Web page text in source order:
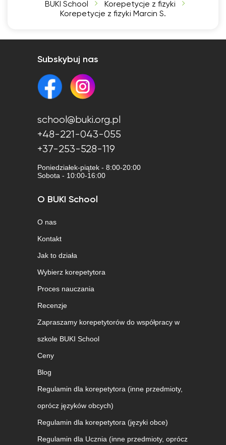
BUKI School
Korepetycje z fizyki
Korepetycje z fizyki Marcin S.
Subskybuj nas
school@buki.org.pl
+48-221-043-055
+37-253-528-119
Poniedziałek-piątek - 8:00-20:00
Sobota - 10:00-16:00
O BUKI School
O nas
Kontakt
Jak to działa
Wybierz korepetytora
Proces nauczania
Recenzje
Zapraszamy korepetytorów do współpracy w
szkole BUKI School
Ceny
Blog
Regulamin dla korepetytora (inne przedmioty,
oprócz języków obcych)
Regulamin dla korepetytora (języki obce)
Regulamin dla Ucznia (inne przedmioty, oprócz